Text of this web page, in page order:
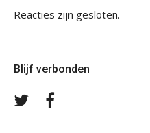
Reacties zijn gesloten.
Blijf verbonden
Volg